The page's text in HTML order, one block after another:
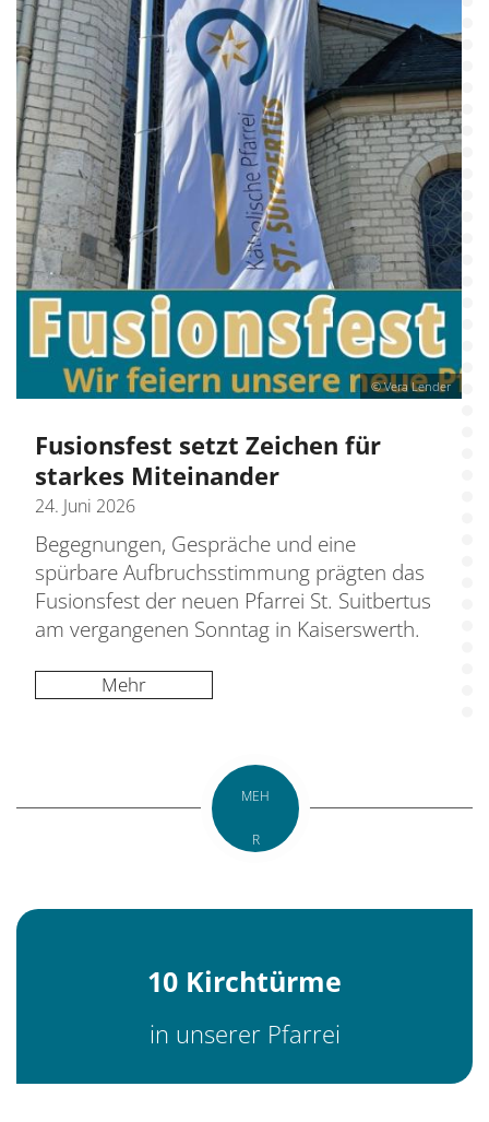
© Vera Lender
Fusionsfest setzt Zeichen für
starkes Miteinander
24. Juni 2026
Begegnungen, Gespräche und eine
spürbare Aufbruchsstimmung prägten das
Fusionsfest der neuen Pfarrei St. Suitbertus
am vergangenen Sonntag in Kaiserswerth.
Mehr
MEH
R
10 Kirchtürme
in unserer Pfarrei